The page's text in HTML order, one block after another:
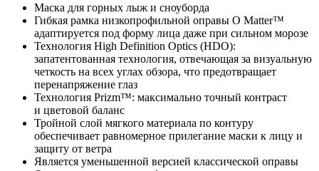
Маска для горных лыж и сноуборда
Гибкая рамка низкопрофильной оправы O Matter™
адаптируется под форму лица даже при сильном морозе
Технология High Definition Optics (HDO):
запатентованная технология, отвечающая за визуальную
четкость на всех углах обзора, что предотвращает
перенапряжение глаз
Технология Prizm™: максимально точный контраст
и цветовой баланс
Тройной слой мягкого материала по контуру
обеспечивает равномерное прилегание маски к лицу и
защиту от ветра
Является уменьшенной версией классической оправы